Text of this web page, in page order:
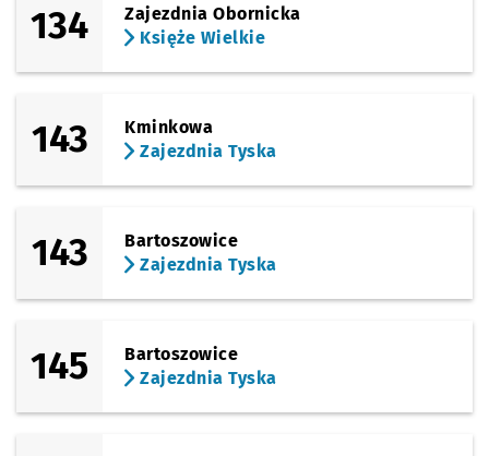
134
Zajezdnia Obornicka
Księże Wielkie
143
Kminkowa
Zajezdnia Tyska
143
Bartoszowice
Zajezdnia Tyska
145
Bartoszowice
Zajezdnia Tyska